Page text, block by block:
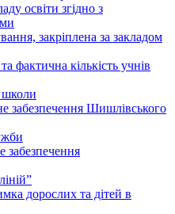
освіти згідно з
закріплена за закладом
фактична кількість учнів
школи
забезпечення Шишлівського
забезпечення
дорослих та дітей в